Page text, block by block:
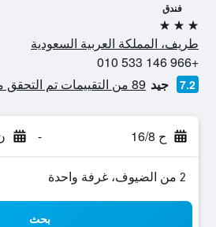
فندق
3 نجوم
طريف‎، المملكة العربية السعودية
+966 146 533 010
7.2 جيد 89 من التقييمات تم التحقق منها
ح 16/8 - ن
2 من الضيوف، غرفة واحدة
بحث